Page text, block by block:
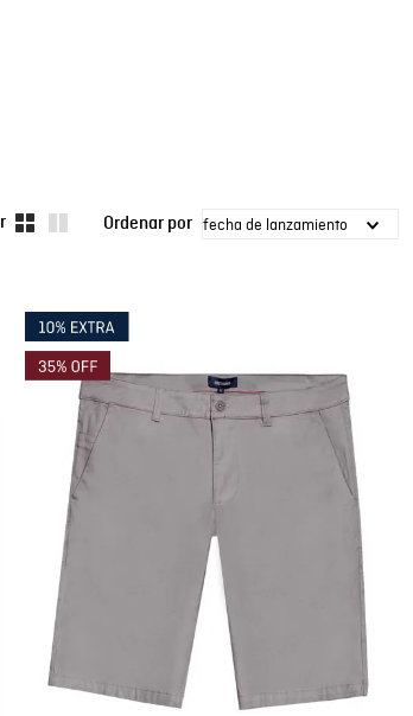
fecha de lanzamiento
Compra rápida
AGREGAR AL CARRITO